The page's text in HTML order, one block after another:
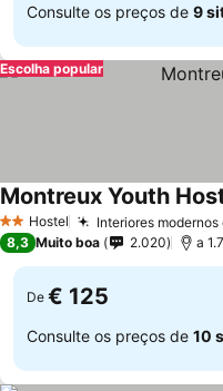
Consulte os preços de 9
Escolha popular
2 Estrelas
Hostel Interiores
Montreux Youth
8,3 Muito boa 2.020 a
De € 125
Consulte os preços de 10